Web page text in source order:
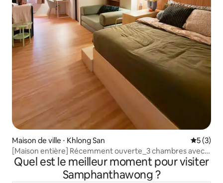
Maison de ville ⋅ Khlong San
5 (3)
[Maison entière] Récemment ouverte_3 chambres avec
espace de vie
Quel est le meilleur moment pour visiter
Samphanthawong ?